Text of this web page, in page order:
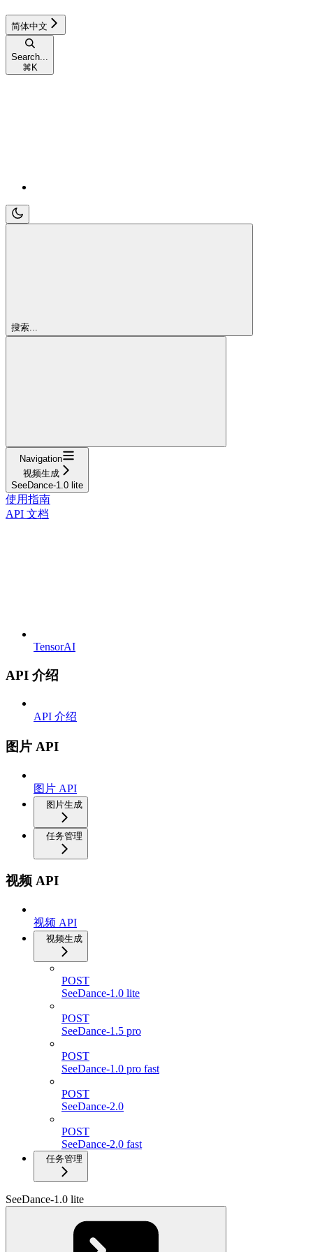
简体中文
Search...
⌘ K
搜索...
Navigation
视频生成
SeeDance-1.0 lite
使用指南
API 文档
TensorAI
API 介绍
API 介绍
图片 API
图片 API
图片生成
任务管理
视频 API
视频 API
视频生成
POST
SeeDance-1.0 lite
POST
SeeDance-1.5 pro
POST
SeeDance-1.0 pro fast
POST
SeeDance-2.0
POST
SeeDance-2.0 fast
任务管理
SeeDance-1.0 lite